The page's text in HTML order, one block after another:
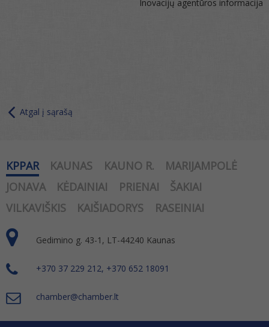
Inovacijų agentūros informacija
Atgal į sąrašą
KPPAR KAUNAS KAUNO R.
MARIJAMPOLĖ
JONAVA
KĖDAINIAI PRIENAI
ŠAKIAI
VILKAVIŠKIS
KAIŠIADORYS RASEINIAI
Gedimino g. 43-1, LT-44240 Kaunas
+370 37 229 212, +370 652 18091
chamber@chamber.lt